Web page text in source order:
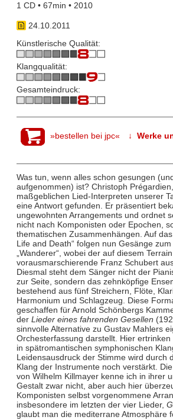
1 CD • 67min • 2010
24.10.2011
Künstlerische Qualität:
Klangqualität:
Gesamteindruck:
»bestellen bei jpc« ↓ Werke
Was tun, wenn alles schon gesungen
aufgenommen) ist? Christoph
maßgeblichen Lied-Interpreten unserer
eine Antwort gefunden. Er präsentiert
ungewohnten Arrangements und ordnet
nicht nach Komponisten oder Epochen,
thematischen Zusammenhängen. Auf das
Life and Death“ folgen nun Gesänge
„Wanderer“, wobei der auf diesem Terrain
vorausmarschierende Franz Schubert
Diesmal steht dem Sänger nicht der
zur Seite, sondern das zehnköpfige
bestehend aus fünf Streichern, Flöte,
Harmonium und Schlagzeug. Diese
geschaffen für Arnold Schönbergs
der Lieder eines fahrenden Gesellen
sinnvolle Alternative zu Gustav Mahlers
Orchesterfassung darstellt. Hier
in spätromantischen symphonischen
Leidensausdruck der Stimme wird durch
Klang der Instrumente noch verstärkt.
von Wilhelm Killmayer kenne ich in ihrer
Gestalt zwar nicht, aber auch hier
Komponisten selbst vorgenommene
insbesondere im letzten der vier Lieder,
glaubt man die mediterrane Atmosphäre